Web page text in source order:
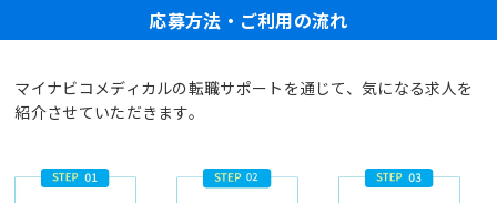
応募方法・ご利用の流れ
マイナビコメディカルの転職サポートを通じて、気になる求人を
紹介させていただきます。